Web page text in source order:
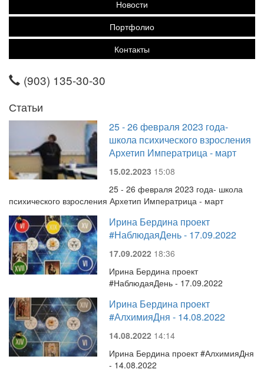
Новости
Портфолио
Контакты
(903) 135-30-30
Статьи
25 - 26 февраля 2023 года-
школа психического взросления
Архетип Императрица - март
15.02.2023 15:08
25 - 26 февраля 2023 года- школа
психического взросления Архетип Императрица - март
Ирина Бердина проект
#НаблюдаяДень - 17.09.2022
17.09.2022 18:36
Ирина Бердина проект
#НаблюдаяДень - 17.09.2022
Ирина Бердина проект
#АлхимияДня - 14.08.2022
14.08.2022 14:14
Ирина Бердина проект #АлхимияДня
- 14.08.2022